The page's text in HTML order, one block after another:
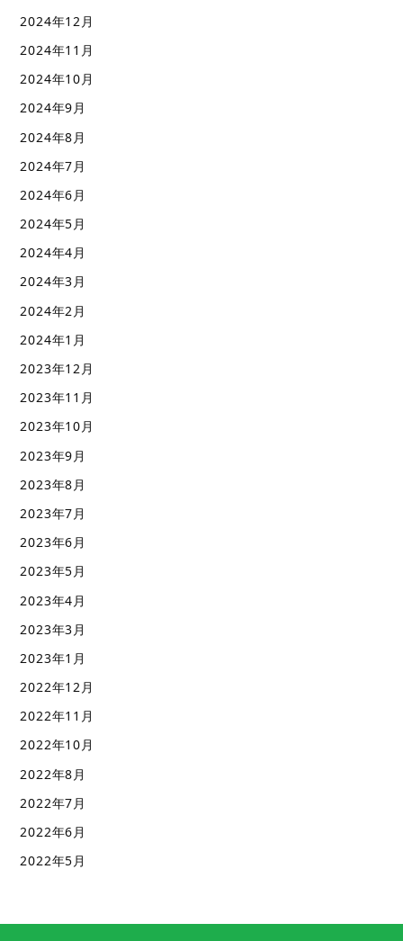
2024年12月
2024年11月
2024年10月
2024年9月
2024年8月
2024年7月
2024年6月
2024年5月
2024年4月
2024年3月
2024年2月
2024年1月
2023年12月
2023年11月
2023年10月
2023年9月
2023年8月
2023年7月
2023年6月
2023年5月
2023年4月
2023年3月
2023年1月
2022年12月
2022年11月
2022年10月
2022年8月
2022年7月
2022年6月
2022年5月